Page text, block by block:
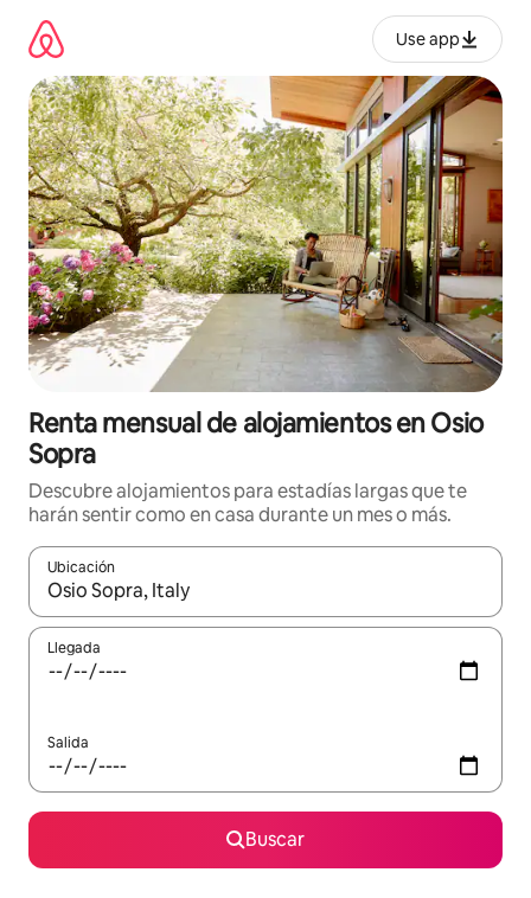
contenido
Use app
Renta mensual de alojamientos en Osio
Sopra
Descubre alojamientos para estadías largas que te
harán sentir como en casa durante un mes o más.
Ubicación
Cuando los resultados estén disponibles, navega con las
Llegada
Salida
Buscar